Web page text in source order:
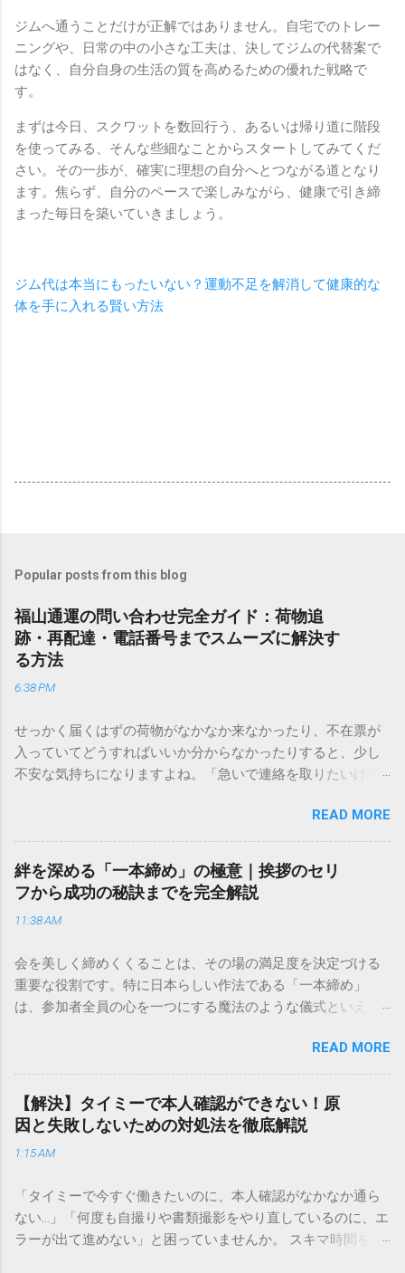
ジムへ通うことだけが正解ではありません。自宅でのトレー
ニングや、日常の中の小さな工夫は、決してジムの代替案で
はなく、自分自身の生活の質を高めるための優れた戦略で
す。
まずは今日、スクワットを数回行う、あるいは帰り道に階段
を使ってみる、そんな些細なことからスタートしてみてくだ
さい。その一歩が、確実に理想の自分へとつながる道となり
ます。焦らず、自分のペースで楽しみながら、健康で引き締
まった毎日を築いていきましょう。
ジム代は本当にもったいない？運動不足を解消して健康的な
体を手に入れる賢い方法
Popular posts from this blog
福山通運の問い合わせ完全ガイド：荷物追
跡・再配達・電話番号までスムーズに解決す
る方法
6:38 PM
せっかく届くはずの荷物がなかなか来なかったり、不在票が
入っていてどうすればいいか分からなかったりすると、少し
不安な気持ちになりますよね。「急いで連絡を取りたいけれ
きできる？」といった疑問を抱える方も多いはずです。 福山
通運は企業間物流のイメージが強いかもしれませんが、個人
向けの宅配サービスも非常に充実しています。大切なのは、
目的に合わせた適切な連絡先を選ぶことです。この記事で
は、荷物の追跡確認から営業所への電話連絡、再配達の依頼
手順まで、初めての方でも迷わずに解決できる方法を詳しく
本全国に広範なネットワークを持つ大手運送会社です。特に
重量物や大型の荷物、そして企業間の輸送において圧倒的な
実績を誇ります。 個人で利用する場合、他の宅配業者と少し
いう特徴があります。地域に密着した各拠点が配送をコント
ロールしているため、現場の状況に合わせた柔軟な相談がし
やすいのがメリットです。まずは、今抱えている悩みがどの
サービスで解決できるかを確認していきましょう。 1. 荷物の
るのが最も効率的です。現在の荷物がいったいどこにあるの
か、いつ届く予定なのかは、お手元の番号一つで判明しま
す。 伝票番号（お問い合わせ番号）を準備する : 送り状（伝
票）の控えに記載されている、数字の並びを確認してくださ
READ MORE
絆を深める「一本締め」の極意｜挨拶のセリ
フから成功の秘訣までを完全解説
11:38 AM
会を美しく締めくくることは、その場の満足度を決定づける
重要な役割です。特に日本らしい作法である「一本締め」
は、参加者全員の心を一つにする魔法のような儀式といえる
「手拍子のリズムに自信がない」と不安を感じる方も多いは
ずです。この記事では、ビジネスからカジュアルな集まりま
で、どのような場面でも堂々と立ち振る舞えるための「一本
締め」の作法を、基礎知識から具体的なセリフ例まで丁寧に
解説します。 一本締めとは？その本質と効果 一本締めは、単
に手を叩いて終わらせる作業ではありません。その時間、そ
て刻み込む伝統的な儀礼です。 一本締めがもたらすポジティ
ブな効果 一体感の創出 参加者全員が一斉に同じリズムを刻む
ことで、集団としての連帯感が生まれます。 心地よい終幕
READ MORE
【解決】タイミーで本人確認ができない！原
因と失敗しないための対処法を徹底解説
1:15 AM
「タイミーで今すぐ働きたいのに、本人確認がなかなか通ら
ない…」「何度も自撮りや書類撮影をやり直しているのに、エ
ラーが出て進めない」と困っていませんか。 スキマ時間を有